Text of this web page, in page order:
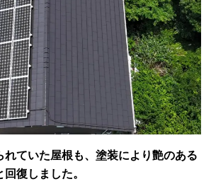
れていた屋根も、塗装により艶のある
復しました。